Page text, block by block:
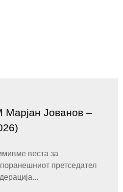
Јованов –
веста за
претседател